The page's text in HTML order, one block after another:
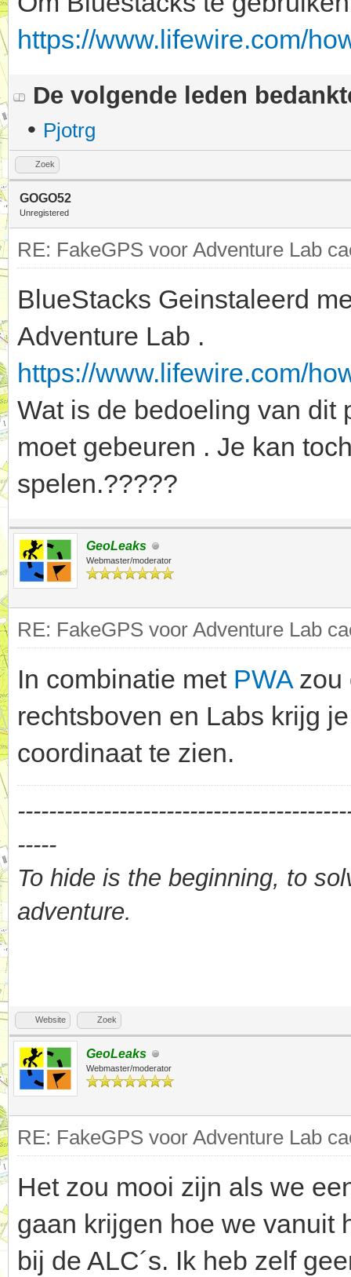
https://www.lifewire.com/
De volgende leden
• Pjotrg
Zoek
GOGO52
Unregistered
RE: FakeGPS voor Adventure Lab
BlueStacks Geinstaleerd
Adventure Lab .
https://www.lifewire.com/
Wat is de bedoeling van dit
moet gebeuren . Je kan
spelen.?????
GeoLeaks
Webmaster/moderator
RE: FakeGPS voor Adventure Lab
In combinatie met PWAzou
rechtsboven en Labs krijg
coordinaat te zien.
-----
To hide is the beginning, to
adventure.
Website Zoek
GeoLeaks
Webmaster/moderator
RE: FakeGPS voor Adventure Lab
Het zou mooi zijn als we
gaan krijgen hoe we vanuit
bij de ALC´s. Ik heb zelf